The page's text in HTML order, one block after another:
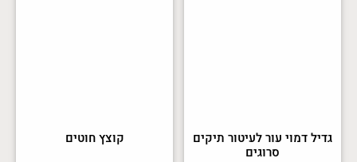
גדיל דמוי עור לעיטור תיקים
סרוגים
קוצץ חוטים